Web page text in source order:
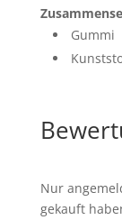
Gummi
Nur
gekauft